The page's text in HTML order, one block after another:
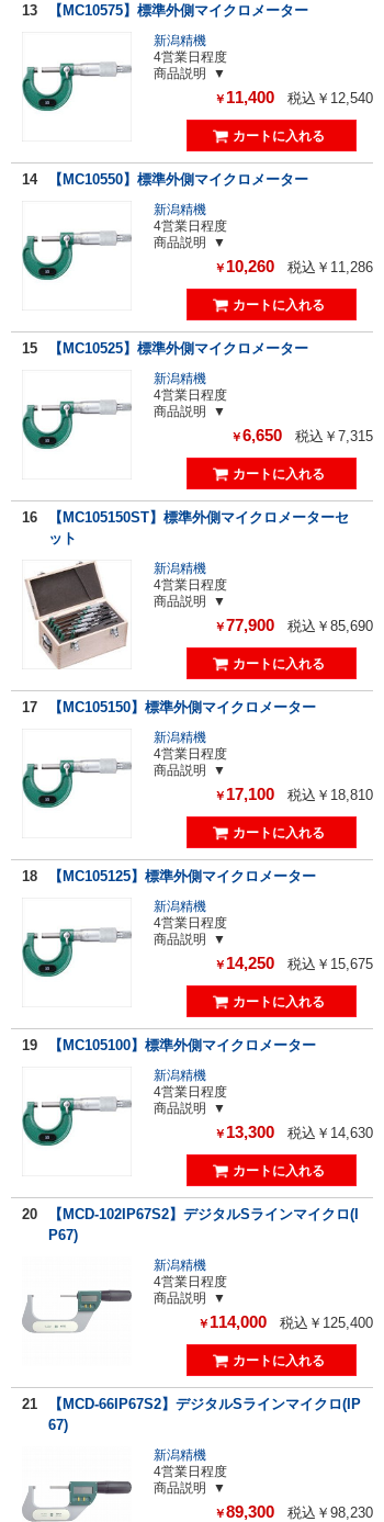
13 【MC10575】標準外側マイクロメーター
新潟精機
4営業日程度
商品説明
￥ 11,400 税込￥12,540
14 【MC10550】標準外側マイクロメーター
新潟精機
4営業日程度
商品説明
￥ 10,260 税込￥11,286
15 【MC10525】標準外側マイクロメーター
新潟精機
4営業日程度
商品説明
￥6,650 税込￥7,315
16
【MC105150ST】標準外側マイクロメーターセ
ット
新潟精機
4営業日程度
商品説明
￥77,900 税込￥85,690
17 【MC105150】標準外側マイクロメーター
新潟精機
4営業日程度
商品説明
￥ 17,100 税込￥18,810
18 【MC105125】標準外側マイクロメーター
新潟精機
4営業日程度
商品説明
￥ 14,250 税込￥15,675
19 【MC105100】標準外側マイクロメーター
新潟精機
4営業日程度
商品説明
￥ 13,300 税込￥14,630
20
【MCD-102IP67S2】デジタルSラインマイクロ(I
P67)
新潟精機
4営業日程度
商品説明
￥ 114,000 税込￥125,400
21
【MCD-66IP67S2】デジタルSラインマイクロ(IP
67)
新潟精機
4営業日程度
商品説明
￥89,300 税込￥98,230